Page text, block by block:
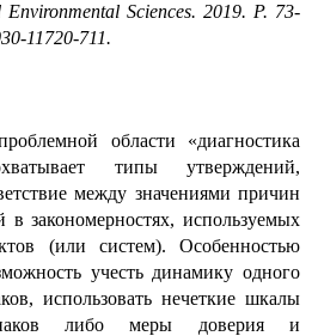
Sciences. 2019. P. 73-
11720-711.
области «диагностика
типы утверждений,
между значениями причин
в закономерностях, используемых
(или систем). Особенностью
учесть динамику одного
использовать нечеткие шкалы
либо меры доверия и